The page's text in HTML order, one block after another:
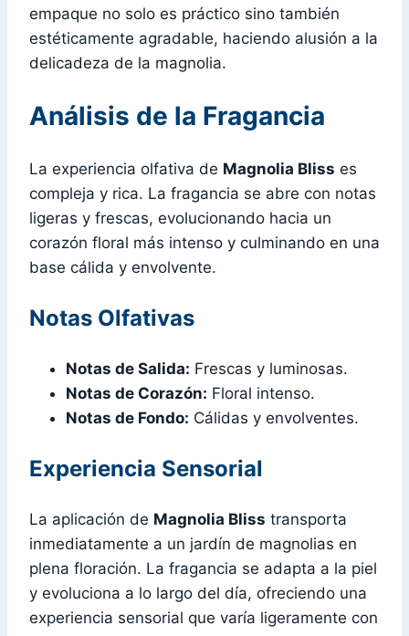
empaque no solo es práctico sino también
estéticamente agradable, haciendo alusión a la
delicadeza de la magnolia.
Análisis de la Fragancia
La experiencia olfativa de Magnolia Bliss es
compleja y rica. La fragancia se abre con notas
ligeras y frescas, evolucionando hacia un
corazón floral más intenso y culminando en una
base cálida y envolvente.
Notas Olfativas
Notas de Salida: Frescas y luminosas.
Notas de Corazón: Floral intenso.
Notas de Fondo: Cálidas y envolventes.
Experiencia Sensorial
La aplicación de Magnolia Bliss transporta
inmediatamente a un jardín de magnolias en
plena floración. La fragancia se adapta a la piel
y evoluciona a lo largo del día, ofreciendo una
experiencia sensorial que varía ligeramente con